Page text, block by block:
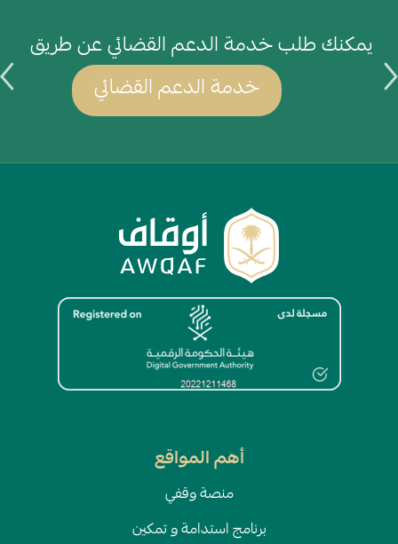
يمكنك طلب خدمة الدعم القضائي عن طريق
خدمة الدعم القضائي
أهم المواقع
منصة وقفي
برنامج استدامة و تمكين